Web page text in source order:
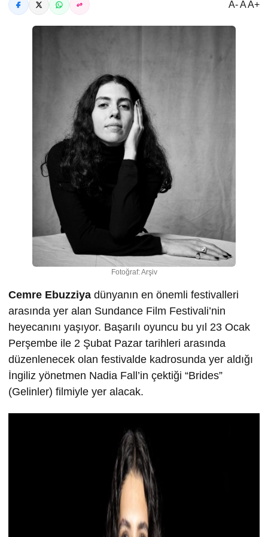
A- A A+
Fotoğraf: Arşiv
Cemre Ebuzziya dünyanın en önemli festivalleri
arasında yer alan Sundance Film Festivali’nin
heyecanını yaşıyor. Başarılı oyuncu bu yıl 23 Ocak
Perşembe ile 2 Şubat Pazar tarihleri arasında
düzenlenecek olan festivalde kadrosunda yer aldığı
İngiliz yönetmen Nadia Fall’in çektiği “Brides”
(Gelinler) filmiyle yer alacak.